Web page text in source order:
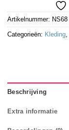
Artikelnummer: NS68
Categorieën: Kleding,
Beschrijving
Extra informatie